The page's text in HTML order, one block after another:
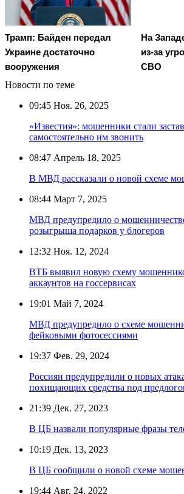
Трамп: Байден передал
Украине достаточно
вооружения
На
из-за
СВО
Новости по теме
09:45 Ноя. 26, 2025
«Известия»: мошенники стали
самостоятельно им звонить
08:47 Апрель 18, 2025
В МВД рассказали о новой схеме
08:44 Март 7, 2025
МВД предупредило о
розыгрыша подарков у блогеров
12:32 Ноя. 12, 2024
ВТБ выявил новую схему
аккаунтов на госсервисах
19:01 Май 7, 2024
МВД предупредило о схеме
фейковыми фотосессиями
19:37 Фев. 29, 2024
Россиян предупредили о новых
похищающих средства под
21:39 Дек. 27, 2023
В ЦБ назвали популярные фразы
10:19 Дек. 13, 2023
В ЦБ сообщили о новой схеме
19:44 Авг. 24, 2022